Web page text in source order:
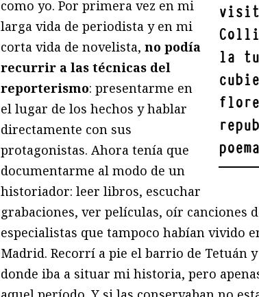
la
como yo. Por primera vez en mi
larga vida de periodista y en mi
corta vida de novelista, no podía
recurrir a las técnicas del
reporterismo: presentarme en
el lugar de los hechos y hablar
directamente con sus
protagonistas. Ahora tenía que
documentarme al modo de un
historiador: leer libros, escuchar
grabaciones, ver películas, oír canciones
especialistas que tampoco habían vivido
Madrid. Recorrí a pie el barrio de Tetuán
donde iba a situar mi historia, pero